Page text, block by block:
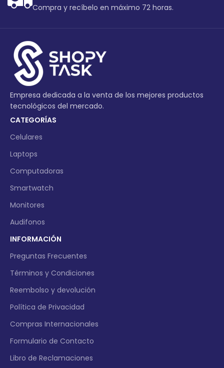
Compra y recíbelo en máximo 72 horas.
Empresa dedicada a la venta de los mejores productos
tecnológicos del mercado.
CATEGORÍAS
Celulares
Laptops
Computadoras
Smartwatch
Monitores
Audifonos
INFORMACIÓN
Preguntas Frecuentes
Términos y Condiciones
Reembolso y devolución
Política de Privacidad
Compras Internacionales
Formulario de Contacto
Libro de Reclamaciones